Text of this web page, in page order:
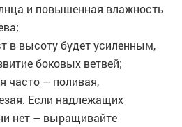
и повышенная влажность
в высоту будет усиленным,
боковых ветвей;
часто – поливая,
Если надлежащих
нет – выращивайте